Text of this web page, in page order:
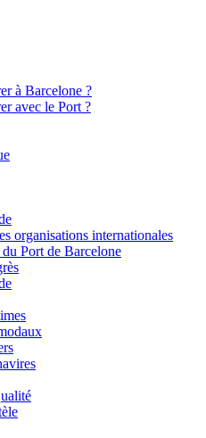
à Barcelone ?
avec le Port ?
organisations internationales
du Port de Barcelone